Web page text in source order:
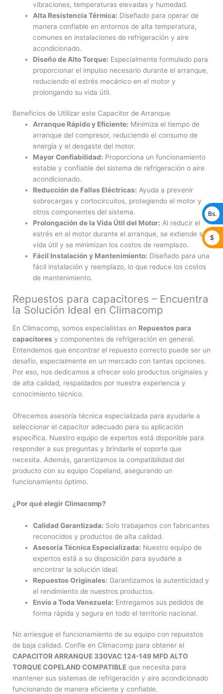
vibraciones, temperaturas elevadas y humedad.
Alta Resistencia Térmica: Diseñado para operar de
manera confiable en entornos de alta temperatura,
comunes en instalaciones de refrigeración y aire
acondicionado.
Diseño de Alto Torque: Especialmente formulado para
proporcionar el impulso necesario durante el arranque,
reduciendo el estrés mecánico en el motor y
prolongando su vida útil.
Beneficios de Utilizar este Capacitor de Arranque
Arranque Rápido y Eficiente: Minimiza el tiempo de
arranque del compresor, reduciendo el consumo de
energía y el desgaste del motor.
Mayor Confiabilidad: Proporciona un funcionamiento
estable y confiable del sistema de refrigeración o aire
acondicionado.
Reducción de Fallas Eléctricas: Ayuda a prevenir
sobrecargas y cortocircuitos, protegiendo el motor y
otros componentes del sistema.
Prolongación de la Vida Útil del Motor: Al reducir el
estrés en el motor durante el arranque, se extiende su
vida útil y se minimizan los costos de reemplazo.
Fácil Instalación y Mantenimiento: Diseñado para una
fácil instalación y reemplazo, lo que reduce los costos
de mantenimiento.
Repuestos para capacitores – Encuentra
la Solución Ideal en Climacomp
En Climacomp, somos especialistas en Repuestos para
capacitores y componentes de refrigeración en general.
Entendemos que encontrar el repuesto correcto puede ser un
desafío, especialmente en un mercado con tantas opciones.
Por eso, nos dedicamos a ofrecer solo productos originales y
de alta calidad, respaldados por nuestra experiencia y
conocimiento técnico.
Ofrecemos asesoría técnica especializada para ayudarle a
seleccionar el capacitor adecuado para su aplicación
específica. Nuestro equipo de expertos está disponible para
responder a sus preguntas y brindarle el soporte que
necesita. Además, garantizamos la compatibilidad del
producto con su equipo Copeland, asegurando un
funcionamiento óptimo.
¿Por qué elegir Climacomp?
Calidad Garantizada: Solo trabajamos con fabricantes
reconocidos y productos de alta calidad.
Asesoría Técnica Especializada: Nuestro equipo de
expertos está a su disposición para ayudarle a
encontrar la solución ideal.
Repuestos Originales: Garantizamos la autenticidad y
el rendimiento de nuestros productos.
Envío a Toda Venezuela: Entregamos sus pedidos de
forma rápida y segura en todo el territorio nacional.
No arriesgue el funcionamiento de su equipo con repuestos
de baja calidad. Confíe en Climacomp para obtener el
CAPACITOR ARRANQUE 330VAC 124-149 MFD ALTO
TORQUE COPELAND COMPATIBLE que necesita para
mantener sus sistemas de refrigeración y aire acondicionado
funcionando de manera eficiente y confiable.
Bs.
$